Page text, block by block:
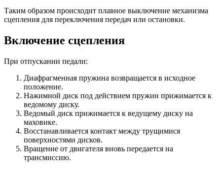
Таким образом происходит плавное выключение механизма
сцепления для переключения передач или остановки.
Включение сцепления
При отпускании педали:
Диафрагменная пружина возвращается в исходное
положение.
Нажимной диск под действием пружин прижимается к
ведомому диску.
Ведомый диск прижимается к ведущему диску на
маховике.
Восстанавливается контакт между трущимися
поверхностями дисков.
Вращение от двигателя вновь передается на
трансмиссию.